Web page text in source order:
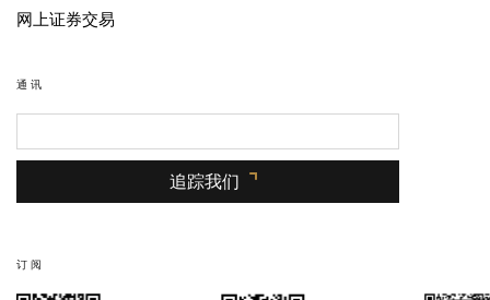
网上证券交易
通讯
追踪我们
订阅